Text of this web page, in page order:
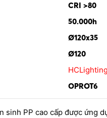
CRI >80
50.000h
Ø120x35
Ø120
HCLighting
OPROT6
sinh PP cao cấp được ứng